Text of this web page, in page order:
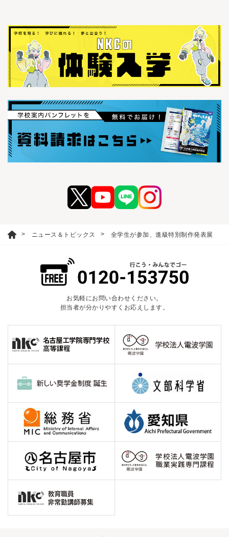
ニュース＆トピックス 全学生が参加、進級特別制作発表展
お気軽にお問い合わせください。
担当者が分かりやすくお応えします。